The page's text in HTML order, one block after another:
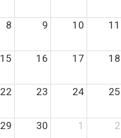
8 9 10 11
15 16 17 18
22 23 24 25
29 30 1 2